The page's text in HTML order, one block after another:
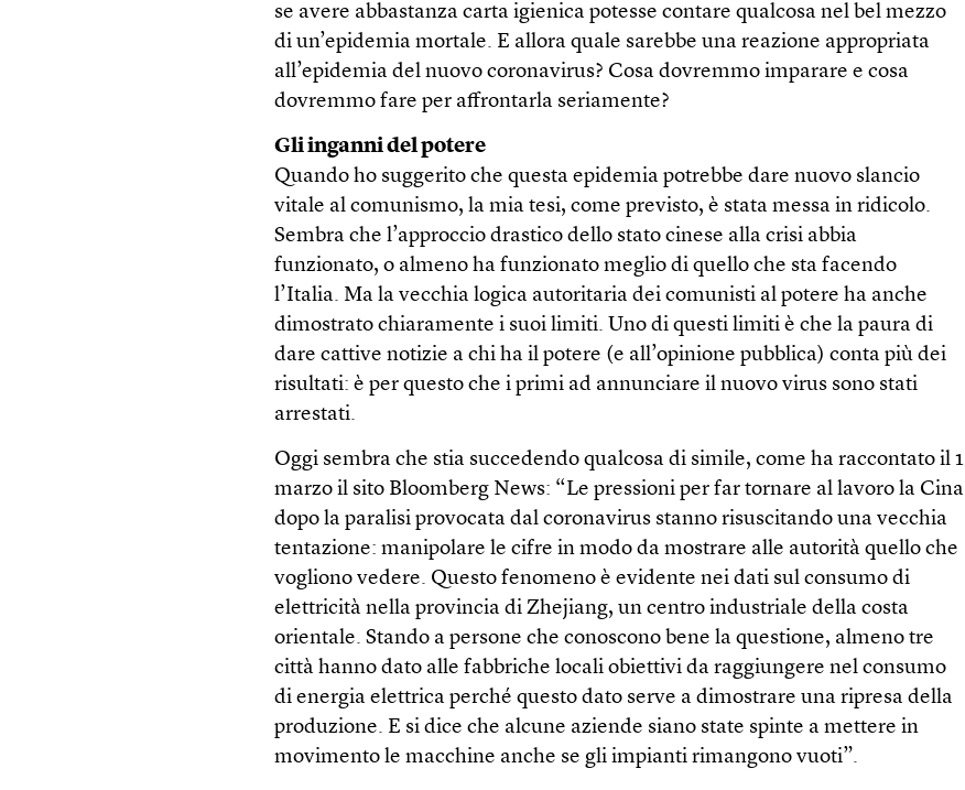
se avere abbastanza carta igienica potesse contare qualcosa nel bel mezzo
di un’epidemia mortale. E allora quale sarebbe una reazione appropriata
all’epidemia del nuovo coronavirus? Cosa dovremmo imparare e cosa
dovremmo fare per affrontarla seriamente?
Gli inganni del potere
Quando ho suggerito che questa epidemia potrebbe dare nuovo slancio
vitale al comunismo, la mia tesi, come previsto, è stata messa in ridicolo.
Sembra che l’approccio drastico dello stato cinese alla crisi abbia
funzionato, o almeno ha funzionato meglio di quello che sta facendo
l’Italia. Ma la vecchia logica autoritaria dei comunisti al potere ha anche
dimostrato chiaramente i suoi limiti. Uno di questi limiti è che la paura di
dare cattive notizie a chi ha il potere (e all’opinione pubblica) conta più dei
risultati: è per questo che i primi ad annunciare il nuovo virus sono stati
arrestati.
Oggi sembra che stia succedendo qualcosa di simile, come ha raccontato il 1
marzo il sito Bloomberg News: “Le pressioni per far tornare al lavoro la Cina
dopo la paralisi provocata dal coronavirus stanno risuscitando una vecchia
tentazione: manipolare le cifre in modo da mostrare alle autorità quello che
vogliono vedere. Questo fenomeno è evidente nei dati sul consumo di
elettricità nella provincia di Zhejiang, un centro industriale della costa
orientale. Stando a persone che conoscono bene la questione, almeno tre
città hanno dato alle fabbriche locali obiettivi da raggiungere nel consumo
di energia elettrica perché questo dato serve a dimostrare una ripresa della
produzione. E si dice che alcune aziende siano state spinte a mettere in
movimento le macchine anche se gli impianti rimangono vuoti”.